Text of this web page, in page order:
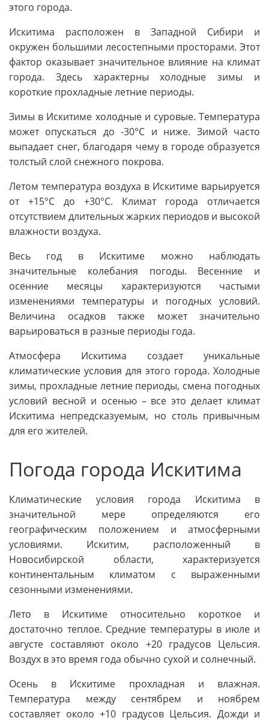
этого города.
Искитима расположен в Западной Сибири и
окружен большими лесостепными просторами. Этот
фактор оказывает значительное влияние на климат
города. Здесь характерны холодные зимы и
короткие прохладные летние периоды.
Зимы в Искитиме холодные и суровые. Температура
может опускаться до -30°C и ниже. Зимой часто
выпадает снег, благодаря чему в городе образуется
толстый слой снежного покрова.
Летом температура воздуха в Искитиме варьируется
от +15°C до +30°C. Климат города отличается
отсутствием длительных жарких периодов и высокой
влажности воздуха.
Весь год в Искитиме можно наблюдать
значительные колебания погоды. Весенние и
осенние месяцы характеризуются частыми
изменениями температуры и погодных условий.
Величина осадков также может значительно
варьироваться в разные периоды года.
Атмосфера Искитима создает уникальные
климатические условия для этого города. Холодные
зимы, прохладные летние периоды, смена погодных
условий весной и осенью – все это делает климат
Искитима непредсказуемым, но столь привычным
для его жителей.
Погода города Искитима
Климатические условия города Искитима в
значительной мере определяются его
географическим положением и атмосферными
условиями. Искитим, расположенный в
Новосибирской области, характеризуется
континентальным климатом с выраженными
сезонными изменениями.
Лето в Искитиме относительно короткое и
достаточно теплое. Средние температуры в июле и
августе составляют около +20 градусов Цельсия.
Воздух в это время года обычно сухой и солнечный.
Осень в Искитиме прохладная и влажная.
Температура между сентябрем и ноябрем
составляет около +10 градусов Цельсия. Дожди и